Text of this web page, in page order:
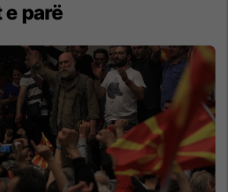
parë